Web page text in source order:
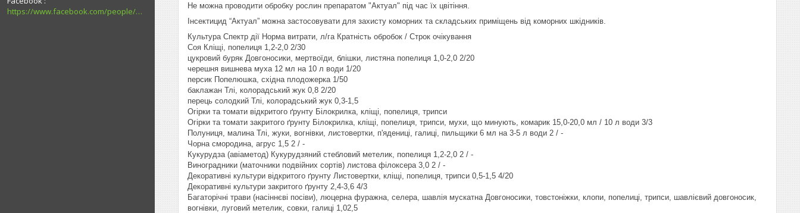
https://www.facebook.com/people/%D0%90%D0%B3%D1%80%D0%BE%D0%BA%D0%BE%D0%BD%D1%81%D1%83%D0%BB%D1%8C%D1%82%D0%B0%D0%BD%D1%82-%D0%9F%D0%B0%D0%B2%D0%BB%D0%BE%D0%B3%D1%80%D0%B0%D0%B4/100027726794989/
Не можна проводити обробку рослин препаратом "Актуал" під час їх цвітіння.
Інсектицид “Актуал” можна застосовувати для захисту коморних та складських приміщень від коморних шкідників.
Культура Спектр дії Норма витрати, л/га Кратність обробок / Строк очікування
Соя Кліщі, попелиця 1,2-2,0 2/30
цукровий буряк Довгоносики, мертвоїди, блішки, листяна попелиця 1,0-2,0 2/20
черешня вишнева муха 12 мл на 10 л води 1/20
персик Попелюшка, східна плодожерка 1/50
баклажан Тлі, колорадський жук 0,8 2/20
перець солодкий Тлі, колорадський жук 0,3-1,5
Огірки та томати відкритого ґрунту Білокрилка, кліщі, попелиця, трипси
Огірки та томати закритого ґрунту Білокрилка, кліщі, попелиця, трипси, мухи, що минують, комарик 15,0-20,0 мл / 10 л води 3/3
Полуниця, малина Тлі, жуки, вогнівки, листовертки, п'ядениці, галиці, пильщики 6 мл на 3-5 л води 2 / -
Чорна смородина, агрус 1,5 2 / -
Кукурудза (авіаметод) Кукурудзяний стебловий метелик, попелиця 1,2-2,0 2 / -
Виноградники (маточники подвійних сортів) листова філоксера 3,0 2 / -
Декоративні культури відкритого ґрунту Листовертки, кліщі, попелиця, трипси 0,5-1,5 4/20
Декоративні культури закритого ґрунту 2,4-3,6 4/3
Багаторічні трави (насіннєві посіви), люцерна фуражна, селера, шавлія мускатна Довгоносики, товстоніжки, клопи, попелиці, трипси, шавлієвий довгоносик,
вогнівки, луговий метелик, совки, галиці 1,02,5